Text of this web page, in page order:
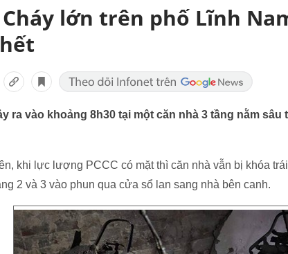
lớn trên phố Lĩnh
ra vào khoảng 8h30 tại một căn nhà 3 tầng nằm
khi lực lượng PCCC có mặt thì căn nhà vẫn bị khóa
2 và 3 vào phun qua cửa sổ lan sang nhà bên canh.